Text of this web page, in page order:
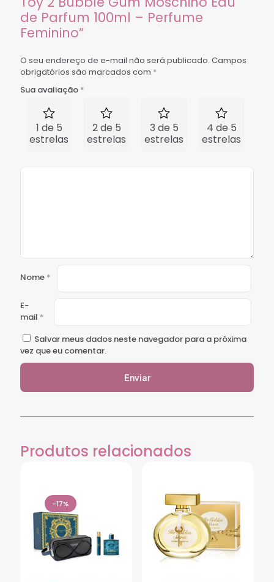
de Parfum 100ml – Perfume
Feminino”
O seu endereço de e-mail não será publicado. Campos
obrigatórios são marcados com *
Sua avaliação *
1 de 5
estrelas
2 de 5
estrelas
3 de 5
estrelas
4 de 5
estrelas
Nome *
E-
mail *
Salvar meus dados neste navegador para a próxima
vez que eu comentar.
Produtos relacionados
-17%